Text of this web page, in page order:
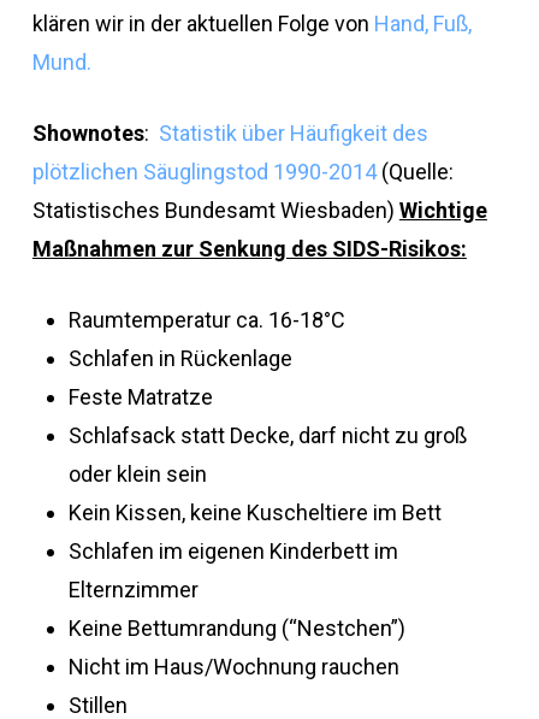
klären wir in der aktuellen Folge von Hand, Fuß,
Mund.
Shownotes: Statistik über Häufigkeit des
plötzlichen Säuglingstod 1990-2014(Quelle:
Statistisches Bundesamt Wiesbaden) Wichtige
Maßnahmen zur Senkung des SIDS-Risikos:
Raumtemperatur ca. 16-18°C
Schlafen in Rückenlage
Feste Matratze
Schlafsack statt Decke, darf nicht zu groß
oder klein sein
Kein Kissen, keine Kuscheltiere im Bett
Schlafen im eigenen Kinderbett im
Elternzimmer
Keine Bettumrandung (“Nestchen”)
Nicht im Haus/Wochnung rauchen
Stillen